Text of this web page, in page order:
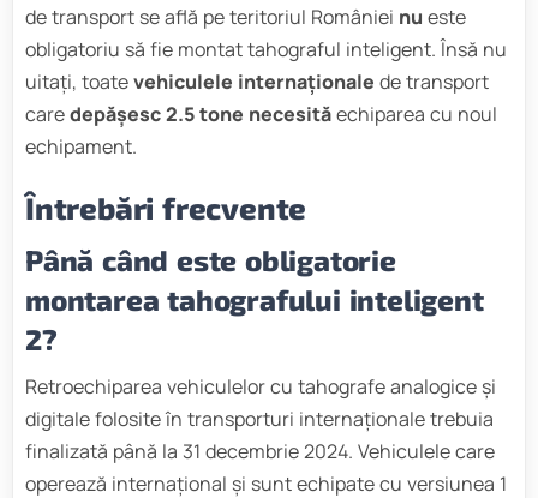
de transport se află pe teritoriul României nu este
obligatoriu să fie montat tahograful inteligent. Însă nu
uitați, toatevehiculele internaționale de transport
caredepășesc 2.5 tone necesităechiparea cu noul
echipament.
Întrebări frecvente
Până când este obligatorie
montarea tahografului inteligent
2?
Retroechiparea vehiculelor cu tahografe analogice și
digitale folosite în transporturi internaționale trebuia
finalizată până la 31 decembrie 2024. Vehiculele care
operează internațional și sunt echipate cu versiunea 1